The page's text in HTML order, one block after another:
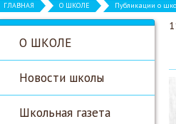
ГЛАВНАЯ О ШКОЛЕ Публикации о
О ШКОЛЕ
Новости школы
Школьная газета